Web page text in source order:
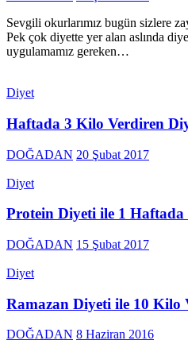
Sevgili okurlarımız bugün sizlere
Pek çok diyette yer alan aslında
uygulamamız gereken…
Diyet
Haftada 3 Kilo Verdiren
DOĞADAN 20 Şubat 2017
Diyet
Protein Diyeti ile 1
DOĞADAN 15 Şubat 2017
Diyet
Ramazan Diyeti ile 10 Kilo
DOĞADAN 8 Haziran 2016